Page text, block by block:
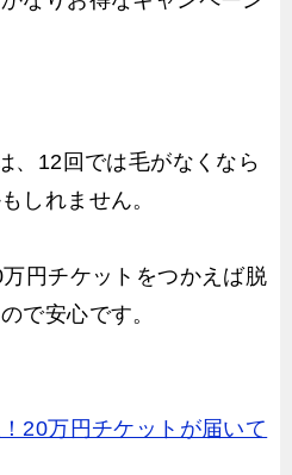
、12回では毛がなくなら
しれません。
円チケットをつかえば脱
で安心です。
20万円チケットが届いて